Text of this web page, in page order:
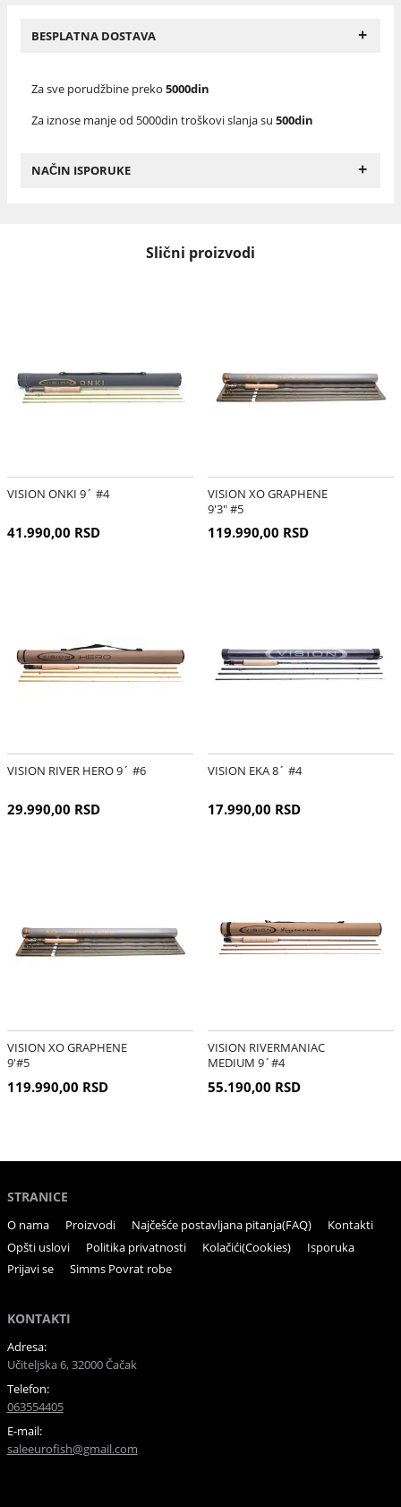
BESPLATNA DOSTAVA +
Za sve porudžbine preko 5000din
Za iznose manje od 5000din troškovi slanja su 500din
NAČIN ISPORUKE +
Slični proizvodi
VISION ONKI 9´ #4
41.990,00 RSD
VISION XO GRAPHENE
9'3" #5
119.990,00 RSD
VISION RIVER HERO 9´ #6
29.990,00 RSD
VISION EKA 8´ #4
17.990,00 RSD
VISION XO GRAPHENE
9'#5
119.990,00 RSD
VISION RIVERMANIAC
MEDIUM 9´#4
55.190,00 RSD
STRANICE
O nama Proizvodi Najčešće postavljana pitanja(FAQ)
Kontakti
Opšti uslovi
Politika privatnosti Kolačići(Cookies)
Isporuka
Prijavi se
Simms Povrat robe
KONTAKTI
Adresa:
Učiteljska 6, 32000 Čačak
Telefon:
063554405
E-mail:
saleeurofish@gmail.com